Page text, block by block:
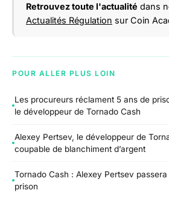
Retrouvez toute l'actualité dans
Actualités Régulation sur Coin
POUR ALLER PLUS LOIN
Les procureurs réclament 5 ans de
le développeur de Tornado Cash
Alexey Pertsev, le développeur de
coupable de blanchiment d’argent
Tornado Cash : Alexey Pertsev
prison